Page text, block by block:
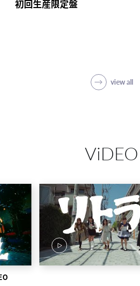
初回生産限定盤
初回生産限定盤
初回生産限定盤
突破
初回生産限定盤(1CD＋5Blu-
view all
ViDEO